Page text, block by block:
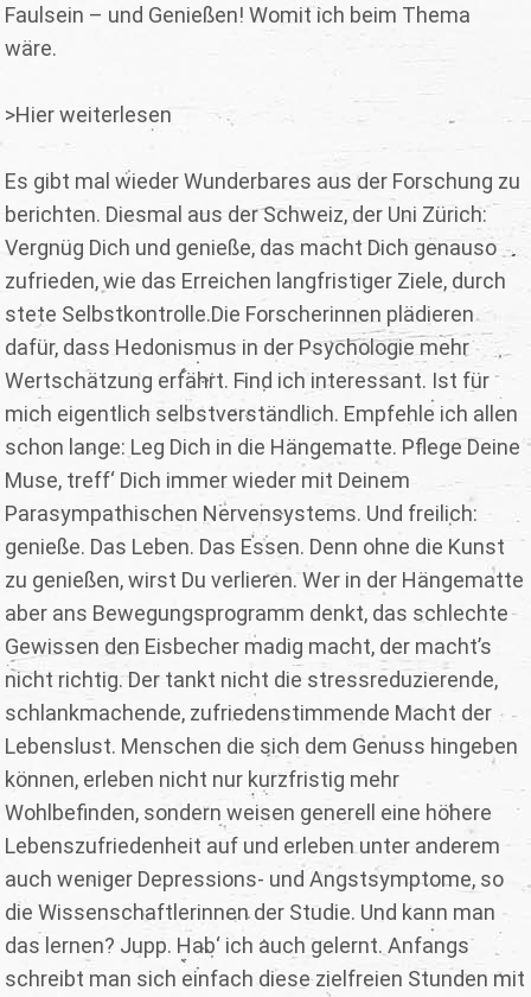
Faulsein – und Genießen! Womit ich beim Thema
wäre.
>Hier weiterlesen
Es gibt mal wieder Wunderbares aus der Forschung zu
berichten. Diesmal aus der Schweiz, der Uni Zürich:
Vergnüg Dich und genieße, das macht Dich genauso
zufrieden, wie das Erreichen langfristiger Ziele, durch
stete Selbstkontrolle.Die Forscherinnen plädieren
dafür, dass Hedonismus in der Psychologie mehr
Wertschätzung erfährt. Find ich interessant. Ist für
mich eigentlich selbstverständlich. Empfehle ich allen
schon lange: Leg Dich in die Hängematte. Pflege Deine
Muse, treff‘ Dich immer wieder mit Deinem
Parasympathischen Nervensystems. Und freilich:
genieße. Das Leben. Das Essen. Denn ohne die Kunst
zu genießen, wirst Du verlieren. Wer in der Hängematte
aber ans Bewegungsprogramm denkt, das schlechte
Gewissen den Eisbecher madig macht, der macht’s
nicht richtig. Der tankt nicht die stressreduzierende,
schlankmachende, zufriedenstimmende Macht der
Lebenslust. Menschen die sich dem Genuss hingeben
können, erleben nicht nur kurzfristig mehr
Wohlbefinden, sondern weisen generell eine höhere
Lebenszufriedenheit auf und erleben unter anderem
auch weniger Depressions- und Angstsymptome, so
die Wissenschaftlerinnen der Studie. Und kann man
das lernen? Jupp. Hab‘ ich auch gelernt. Anfangs
schreibt man sich einfach diese zielfreien Stunden mit